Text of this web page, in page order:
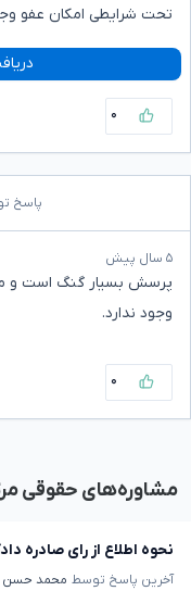
تحت شرایطی امکان عفو
۰
پاسخ
۵ سال پیش
پرسش بسیار گنگ است و
وجود ندارد.
۰
مشاوره‌های حقوقی
نحوه اطلاع از رای صادره
آخرین پاسخ توسط محمد حسن